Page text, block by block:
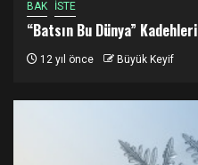
BAK İSTE
“Batsın Bu Dünya” Kadehleri
12 yıl önce Büyük Keyif